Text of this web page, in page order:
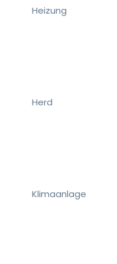
Heizung
Herd
Klimaanlage